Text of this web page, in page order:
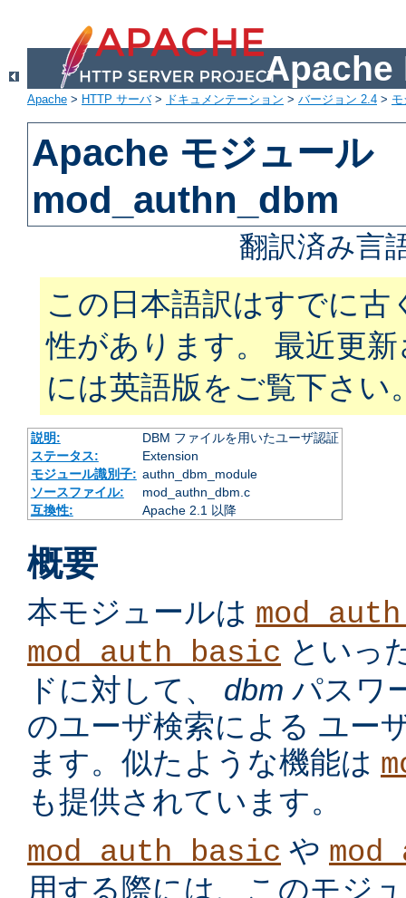
Apache
Apache > HTTP サーバ> ドキュメンテーション > バージョン 2.4 >
Apache モジュール
mod_authn_dbm
翻訳済み言
この日本語訳はすでに古
性があります。 最近更
には英語版をご覧下さい
説明:
DBM ファイルを用いたユーザ認証
ステータス:
Extension
モジュール識別子: authn_dbm_module
ソースファイル:
mod_authn_dbm.c
互換性:
Apache 2.1 以降
概要
本モジュールは
mod_auth_basic といっ
ドに対して、 dbm パスワ
のユーザ検索による ユー
ます。似たような機能は
も提供されています。
mod_auth_basic や
用する際には、このモジ